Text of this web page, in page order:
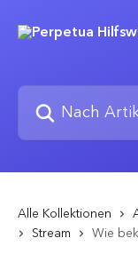
Nach Artikeln
Alle Kollektionen
Stream
Wie